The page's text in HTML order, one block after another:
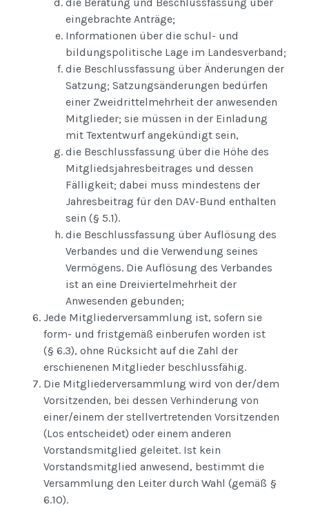
eingebrachte Anträge;
Informationen über die schul- und
bildungspolitische Lage im Landesverband;
die Beschlussfassung über Änderungen der
Satzung; Satzungsänderungen bedürfen
einer Zweidrittelmehrheit der anwesenden
Mitglieder; sie müssen in der Einladung
mit Textentwurf angekündigt sein,
die Beschlussfassung über die Höhe des
Mitgliedsjahresbeitrages und dessen
Fälligkeit; dabei muss mindestens der
Jahresbeitrag für den DAV-Bund enthalten
sein (§ 5.1).
die Beschlussfassung über Auflösung des
Verbandes und die Verwendung seines
Vermögens. Die Auflösung des Verbandes
ist an eine Dreiviertelmehrheit der
Anwesenden gebunden;
Jede Mitgliederversammlung ist, sofern sie
form- und fristgemäß einberufen worden ist
(§ 6.3), ohne Rücksicht auf die Zahl der
erschienenen Mitglieder beschlussfähig.
Die Mitgliederversammlung wird von der/dem
Vorsitzenden, bei dessen Verhinderung von
einer/einem der stellvertretenden Vorsitzenden
(Los entscheidet) oder einem anderen
Vorstandsmitglied geleitet. Ist kein
Vorstandsmitglied anwesend, bestimmt die
Versammlung den Leiter durch Wahl (gemäß §
6.10).